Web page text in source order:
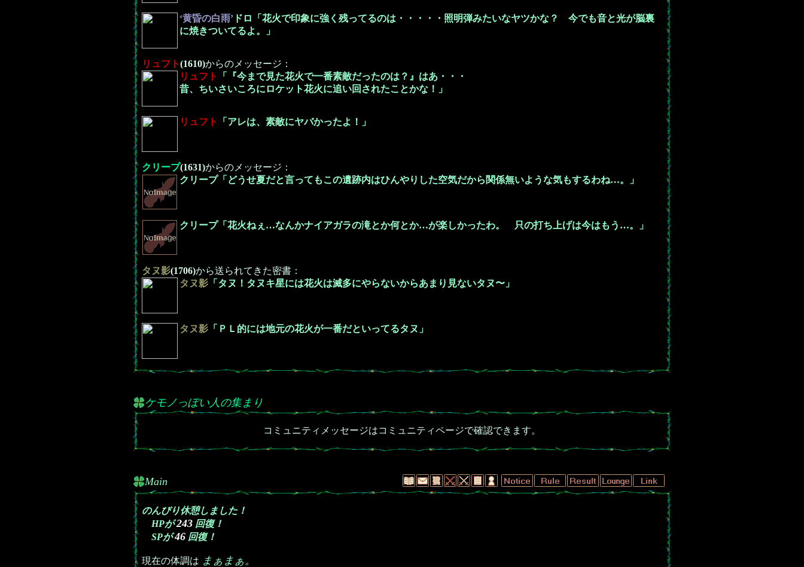
‘黄昏の白雨’ ドロ「花火で印象に強く残ってるのは・・・・・照明弾みたいなヤツかな？ 今でも音と光が脳裏
に焼きついてるよ。」
リュフト(1610)からのメッセージ：
リュフト
「『今まで見た花火で一番素敵だったのは？』はあ・・・
昔、ちいさいころにロケット花火に追い回されたことかな！」
リュフト 「アレは、素敵にヤバかったよ！」
クリープ(1631)からのメッセージ：
クリープ「どうせ夏だと言ってもこの遺跡内はひんやりした空気だから関係無いような気もするわね…。」
クリープ「花火ねぇ…なんかナイアガラの滝とか何とか…が楽しかったわ。 只の打ち上げは今はもう…。」
タヌ影(1706)から送られてきた密書：
タヌ影 「タヌ！タヌキ星には花火は滅多にやらないからあまり見ないタヌ〜」
タヌ影 「ＰＬ的には地元の花火が一番だといってるタヌ」
ケモノっぽい人の集まり
コミュニティメッセージはコミュニティページで確認できます。
Main
のんびり休憩しました！
HPが243 回復！
SPが46 回復！
現在の体調は まぁまぁ。